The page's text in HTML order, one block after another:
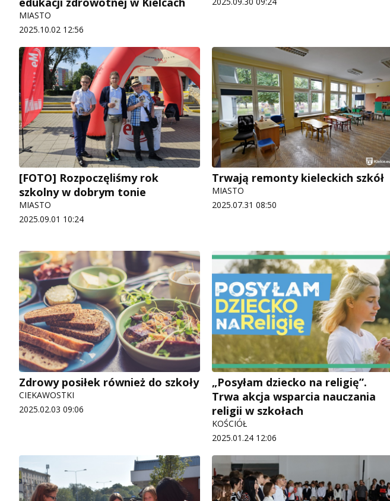
MIASTO
2025.10.02 12:56
[FOTO] Rozpoczęliśmy rok
szkolny w dobrym tonie
MIASTO
2025.09.01 10:24
Trwają remonty kieleckich szkół
MIASTO
2025.07.31 08:50
Zdrowy posiłek również do szkoły
CIEKAWOSTKI
2025.02.03 09:06
„Posyłam dziecko na religię”.
Trwa akcja wsparcia nauczania
religii w szkołach
KOŚCIÓŁ
2025.01.24 12:06